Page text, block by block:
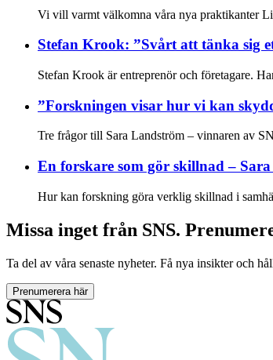
Vi vill varmt välkomna våra nya praktikanter
Stefan Krook: ”Svårt att tänka sig
Stefan Krook är entreprenör och företagare.
”Forskningen visar hur vi kan
Tre frågor till Sara Landström – vinnaren av
En forskare som gör skillnad –
Hur kan forskning göra verklig skillnad i
Missa inget från SNS.
Ta del av våra senaste nyheter. Få nya insikter och
Prenumerera här